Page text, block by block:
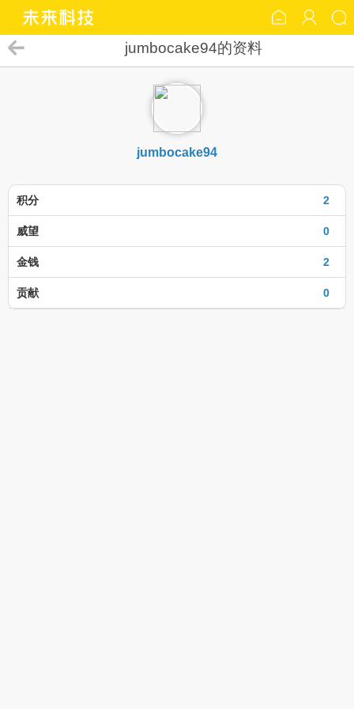
jumbocake94的资料
jumbocake94
2
积分
0
威望
2
金钱
0
贡献